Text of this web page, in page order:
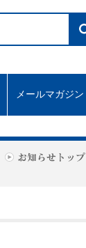
メールマガジン